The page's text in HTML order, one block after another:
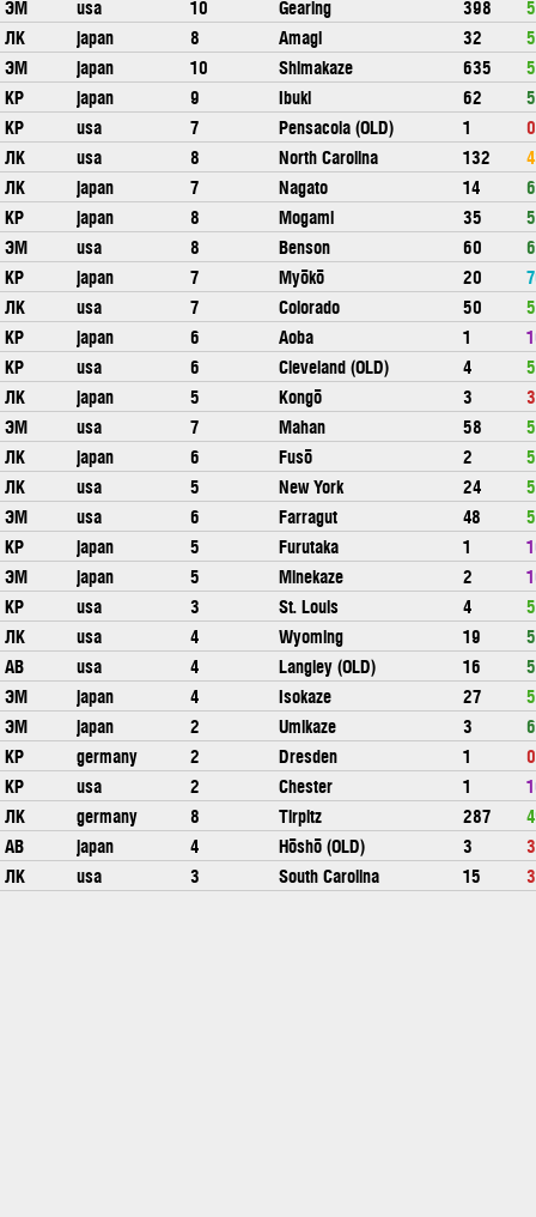
ЭМ
usa 10 Gearing 398
ЛК
japan 8 Amagi 32
ЭМ
japan 10 Shimakaze 635
КР
japan 9 Ibuki 62
КР
usa 7 Pensacola (OLD) 1
0
ЛК
usa 8 North Carolina 132
ЛК
japan 7 Nagato 14
КР
japan 8 Mogami 35
ЭМ
usa 8 Benson 60
КР
japan 7 Myōkō 20
ЛК
usa 7 Colorado 50
КР
japan 6 Aoba 1
КР
usa 6 Cleveland (OLD) 4
ЛК
japan 5 Kongō 3
ЭМ
usa 7 Mahan 58
ЛК
japan 6 Fusō 2
ЛК
usa 5 New York 24
ЭМ
usa 6 Farragut 48
КР
japan 5 Furutaka 1
ЭМ
japan 5 Minekaze 2
КР
usa 3 St. Louis 4
ЛК
usa 4 Wyoming 19
АВ
usa 4 Langley (OLD) 16
ЭМ
japan 4 Isokaze 27
ЭМ
japan 2 Umikaze 3
КР
germany 2 Dresden 1
0
КР
usa 2 Chester 1
ЛК
germany 8 Tirpitz 287
АВ
japan 4 Hōshō (OLD) 3
ЛК
usa 3 South Carolina 15